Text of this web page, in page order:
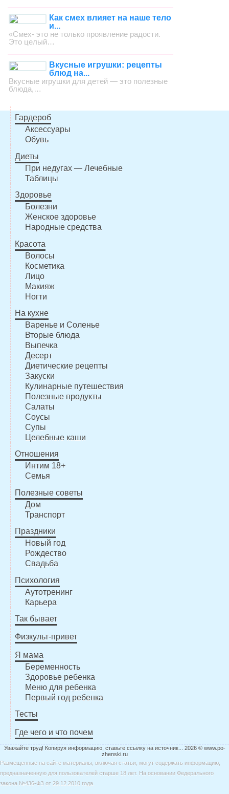
Как смех влияет на наше тело
и...
«Смех- это не только проявление радости.
Это целый…
Вкусные игрушки: рецепты
блюд на...
Вкусные игрушки для детей — это полезные
блюда,…
Гардероб
Аксессуары
Обувь
Диеты
При недугах — Лечебные
Таблицы
Здоровье
Болезни
Женское здоровье
Народные средства
Красота
Волосы
Косметика
Лицо
Макияж
Ногти
На кухне
Варенье и Соленье
Вторые блюда
Выпечка
Десерт
Диетические рецепты
Закуски
Кулинарные путешествия
Полезные продукты
Салаты
Соусы
Супы
Целебные каши
Отношения
Интим 18+
Семья
Полезные советы
Дом
Транспорт
Праздники
Новый год
Рождество
Свадьба
Психология
Аутотренинг
Карьера
Так бывает
Физкульт-привет
Я мама
Беременность
Здоровье ребенка
Меню для ребенка
Первый год ребенка
Тесты
Где чего и что почем
Уважайте труд! Копируя информацию, ставьте ссылку на источник... 2026 © www.po-
zhenski.ru
Размещенные на сайте материалы, включая статьи, могут содержать информацию,
предназначенную для пользователей старше 18 лет. На основании Федерального
закона №436-ФЗ от 29.12.2010 года.